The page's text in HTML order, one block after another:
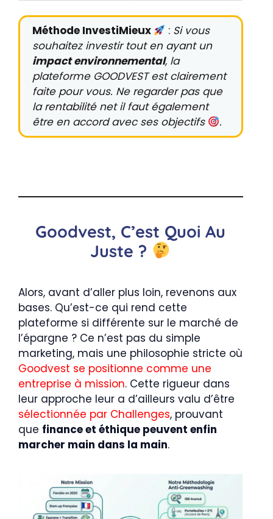
Méthode InvestiMieux : Si vous
souhaitez investir tout en ayant un
impact environnemental, la
plateforme GOODVEST est clairement
faite pour vous. Ne regarder pas que
la rentabilité net il faut également
être en accord avec ses objectifs
.
Goodvest, C’est Quoi Au
Juste ?
Alors, avant d’aller plus loin, revenons aux
bases. Qu’est-ce qui rend cette
plateforme si différente sur le marché de
l’épargne ? Ce n’est pas du simple
marketing, mais une philosophie stricte où
Goodvest se positionne comme une
entreprise à mission. Cette rigueur dans
leur approche leur a d’ailleurs valu d’être
sélectionnée par Challenges, prouvant
que finance et éthique peuvent enfin
marcher main dans la main.